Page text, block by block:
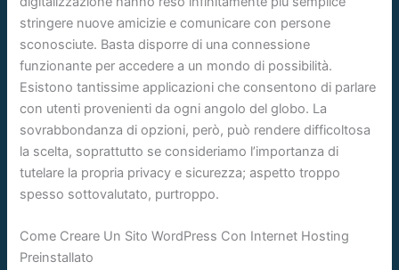
stringere nuove amicizie e comunicare con persone
sconosciute. Basta disporre di una connessione
funzionante per accedere a un mondo di possibilità.
Esistono tantissime applicazioni che consentono di parlare
con utenti provenienti da ogni angolo del globo. La
sovrabbondanza di opzioni, però, può rendere difficoltosa
la scelta, soprattutto se consideriamo l’importanza di
tutelare la propria privacy e sicurezza; aspetto troppo
spesso sottovalutato, purtroppo.
Come Creare Un Sito WordPress Con Internet Hosting
Preinstallato